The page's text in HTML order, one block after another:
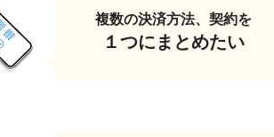
複数の決済方法、契約を
１つにまとめたい